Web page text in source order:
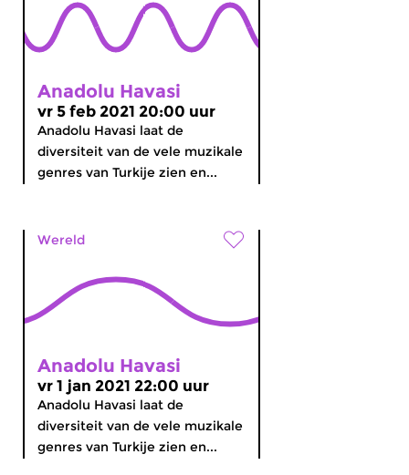
Anadolu Havasi
vr 5 feb 2021 20:00 uur
Anadolu Havasi laat de
diversiteit van de vele muzikale
genres van Turkije zien en...
Wereld
Anadolu Havasi
vr 1 jan 2021 22:00 uur
Anadolu Havasi laat de
diversiteit van de vele muzikale
genres van Turkije zien en...